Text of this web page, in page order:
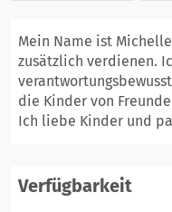
Mein Name ist
zusätzlich verdienen.
die Kinder von
Ich liebe Kinder und
Verfügbarkeit